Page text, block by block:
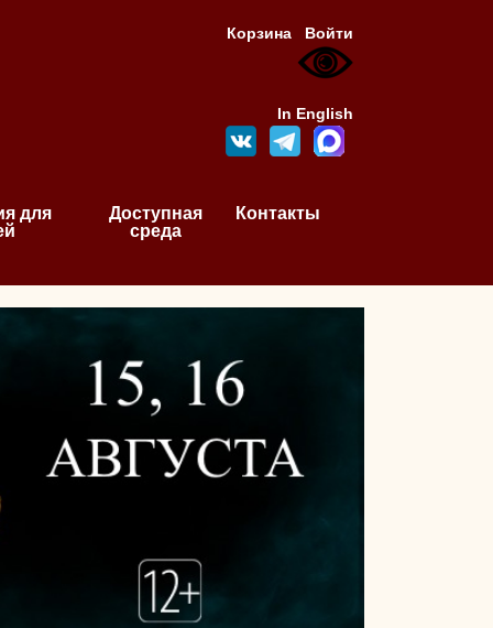
Корзина Войти
In English
для
Доступная
среда
Контакты